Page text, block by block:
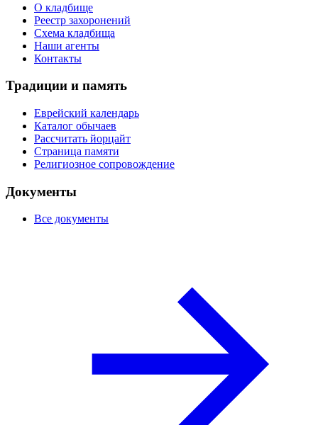
О кладбище
Реестр захоронений
Схема кладбища
Наши агенты
Контакты
Традиции и память
Еврейский календарь
Каталог обычаев
Рассчитать йорцайт
Страница памяти
Религиозное сопровождение
Документы
Все документы